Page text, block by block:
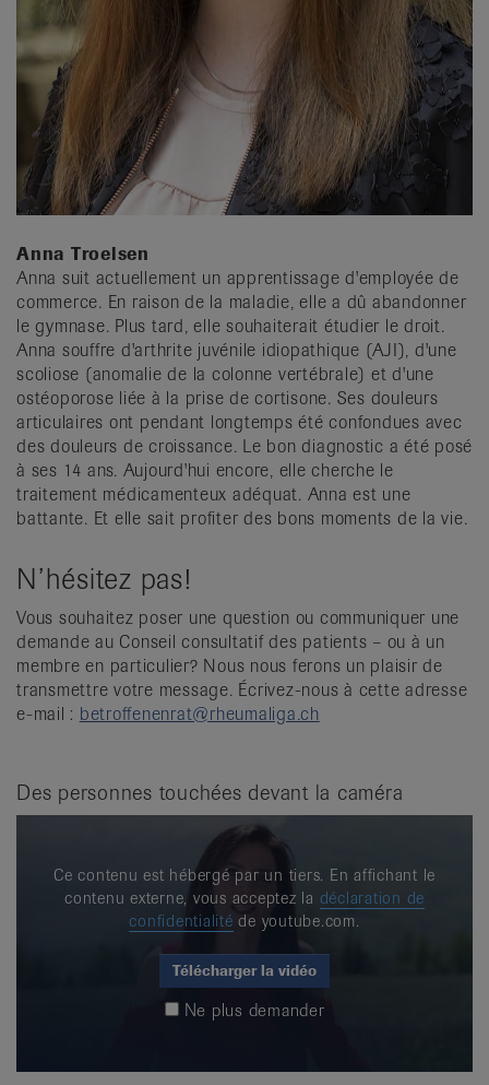
Anna Troelsen
Anna suit actuellement un apprentissage d'employée de
commerce. En raison de la maladie, elle a dû abandonner
le gymnase. Plus tard, elle souhaiterait étudier le droit.
Anna souffre d'arthrite juvénile idiopathique (AJI), d'une
scoliose (anomalie de la colonne vertébrale) et d'une
ostéoporose liée à la prise de cortisone. Ses douleurs
articulaires ont pendant longtemps été confondues avec
des douleurs de croissance. Le bon diagnostic a été posé
à ses 14 ans. Aujourd'hui encore, elle cherche le
traitement médicamenteux adéquat. Anna est une
battante. Et elle sait profiter des bons moments de la vie.
N’hésitez pas!
Vous souhaitez poser une question ou communiquer une
demande au Conseil consultatif des patients – ou à un
membre en particulier? Nous nous ferons un plaisir de
transmettre votre message. Écrivez-nous à cette adresse
e-mail : betroffenenrat@rheumaliga.ch
Des personnes touchées devant la caméra
Ce contenu est hébergé par un tiers. En affichant le
contenu externe, vous acceptez la déclaration de
confidentialité de youtube.com.
Télécharger la vidéo
Ne plus demander